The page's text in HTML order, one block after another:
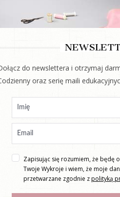
do newslettera i otrzymaj
oraz serię maili
Zapisując się rozumiem, że będę
Twoje Wykroje i wiem, że moje
przetwarzane zgodnie zpolityką